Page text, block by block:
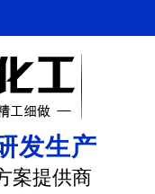
发生产
案提供商